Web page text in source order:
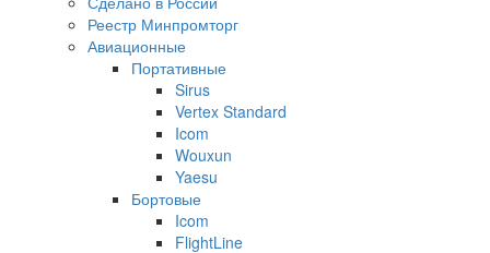
Реестр Минпромторг
Авиационные
Портативные
Sirus
Vertex Standard
Icom
Wouxun
Yaesu
Бортовые
Icom
FlightLine